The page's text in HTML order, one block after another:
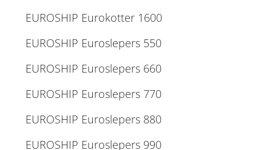
EUROSHIP Eurokotter 1600
EUROSHIP Euroslepers 550
EUROSHIP Euroslepers 660
EUROSHIP Euroslepers 770
EUROSHIP Euroslepers 880
EUROSHIP Euroslepers 990